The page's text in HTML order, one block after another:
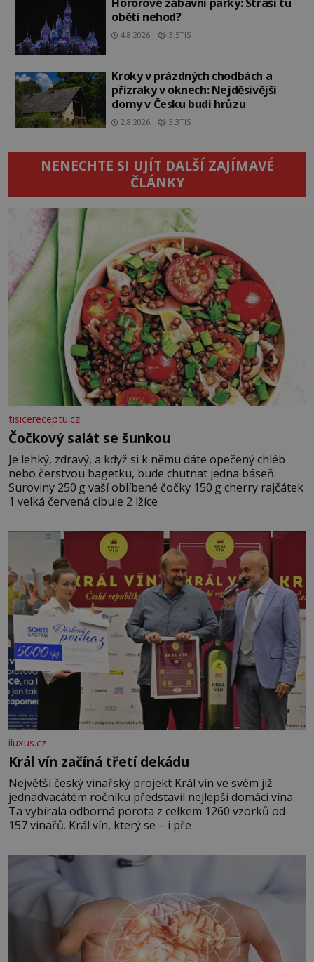
oběti nehod?
4.8.2026 3.5TIS
Kroky v prázdných chodbách a
přízraky v oknech: Nejděsivější
domy v Česku budí hrůzu
2.8.2026 3.3TIS
NENECHTE SI UJÍT DALŠÍ ZAJÍMAVÉ
ČLÁNKY
tisicereceptu.cz
Čočkový salát se šunkou
Je lehký, zdravý, a když si k němu dáte opečený chléb
nebo čerstvou bagetku, bude chutnat jedna báseň.
Suroviny 250 g vaší oblíbené čočky 150 g cherry rajčátek
1 velká červená cibule 2 lžíce
iluxus.cz
Král vín začíná třetí dekádu
Největší český vinařský projekt Král vín ve svém již
jednadvacátém ročníku představil nejlepší domácí vína.
Ta vybírala odborná porota z celkem 1260 vzorků od
157 vinařů. Král vín, který se – i pře